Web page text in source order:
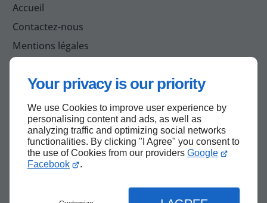
Your privacy is our priority
We use Cookies to improve user experience by
personalising content and ads, as well as
analyzing traffic and optimizing social networks
functionalities. By clicking "I Agree" you consent to
the use of Cookies from our providers Google
Facebook
.
Accueil
Contactez-nous
Mentions légales
Haut de page